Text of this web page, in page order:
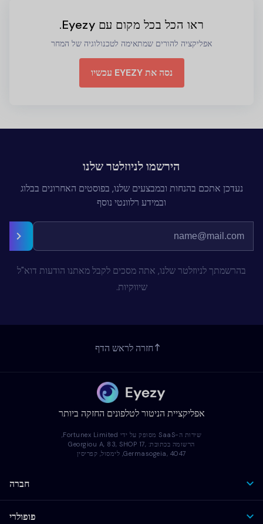
ראו הכל בכל מקום עם Eyezy.
אפליקציה להורים שמתאימה לטכנולוגיה של המחר
נסה את EYEZY עכשיו
הירשמו לניוזלטר שלנו
נעדכן אתכם בהנחות ובמבצעים שלנו, בפוסטים האחרונים בבלוג
ובמידע רלוונטי נוסף
בהרשמתך לניוזלטר שלנו, אתה מסכים לקבל מאתנו הודעות דוא"ל
שיווקיות.
חזרה לראש הדף
אפליקציית הניטור לטלפונים החזקה ביותר
שירות ה-SaaS מסופק על ידי Fortunex Limited,
הרשומה בכתובת: Georgiou A, 83, SHOP 17,
Germasogeia, 4047, לימסול, קפריסין
חברה
פופולרי